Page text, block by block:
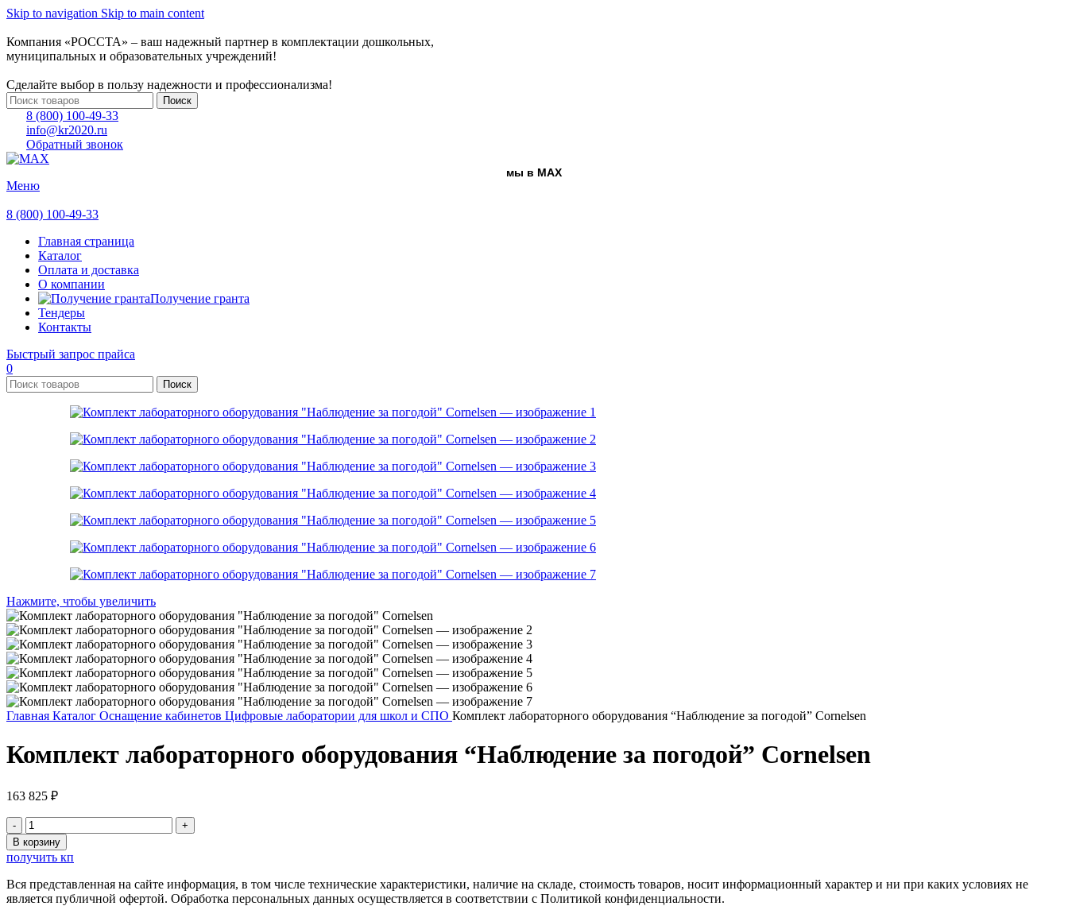
Skip to navigation Skip to main content
Компания «РОССТА» – ваш надежный партнер в комплектации дошкольных,
муниципальных и образовательных учреждений!
Сделайте выбор в пользу надежности и профессионализма!
Поиск
8 (800) 100-49-33
info@kr2020.ru
Обратный звонок
мы в MAX
Меню
8 (800) 100-49-33
Главная страница
Каталог
Оплата и доставка
О компании
Получение гранта
Тендеры
Контакты
Быстрый запрос прайса
0
Поиск
Нажмите, чтобы увеличить
Главная Каталог Оснащение кабинетов Цифровые лаборатории для школ и СПО Комплект лабораторного оборудования “Наблюдение за погодой” Cornelsen
Комплект лабораторного оборудования “Наблюдение за погодой” Cornelsen
163 825 ₽
Количество
товара
Комплект
лабораторного
оборудования
"Наблюдение
В корзину
получить кп
Вся представленная на сайте информация, в том числе технические характеристики, наличие на складе, стоимость товаров, носит информационный характер и ни при каких условиях не
является публичной офертой. Обработка персональных данных осуществляется в соответствии с Политикой конфиденциальности.